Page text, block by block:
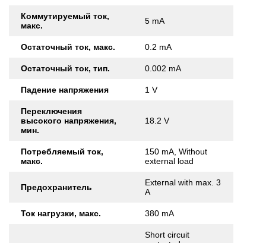
Коммутируемый ток,
макс.
5 mA
Остаточный ток, макс. 0.2 mA
Остаточный ток, тип. 0.002 mA
Падение напряжения 1 V
Переключения
высокого напряжения,
мин.
18.2 V
Потребляемый ток,
макс.
150 mA, Without
external load
Предохранитель
External with max. 3
A
Ток нагрузки, макс. 380 mA
Short circuit